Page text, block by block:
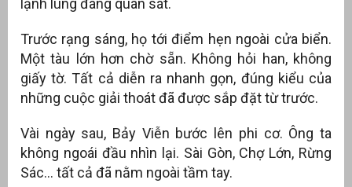
lạnh lùng đang quan sát.
Trước rạng sáng, họ tới điểm hẹn ngoài cửa biển.
Một tàu lớn hơn chờ sẵn. Không hỏi han, không
giấy tờ. Tất cả diễn ra nhanh gọn, đúng kiểu của
những cuộc giải thoát đã được sắp đặt từ trước.
Vài ngày sau, Bảy Viễn bước lên phi cơ. Ông ta
không ngoái đầu nhìn lại. Sài Gòn, Chợ Lớn, Rừng
Sác… tất cả đã nằm ngoài tầm tay.